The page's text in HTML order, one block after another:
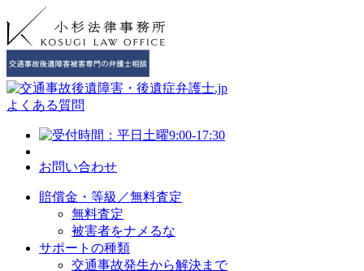
よくある質問
お問い合わせ
賠償金・等級／無料査定
無料査定
被害者をナメるな
サポートの種類
交通事故発生から解決まで